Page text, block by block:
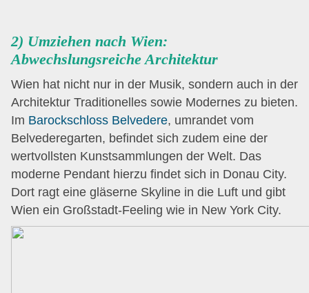
2) Umziehen nach Wien:
Abwechslungsreiche Architektur
Wien hat nicht nur in der Musik, sondern auch in der
Architektur Traditionelles sowie Modernes zu bieten.
Im Barockschloss Belvedere, umrandet vom
Belvederegarten, befindet sich zudem eine der
wertvollsten Kunstsammlungen der Welt. Das
moderne Pendant hierzu findet sich in Donau City.
Dort ragt eine gläserne Skyline in die Luft und gibt
Wien ein Großstadt-Feeling wie in New York City.